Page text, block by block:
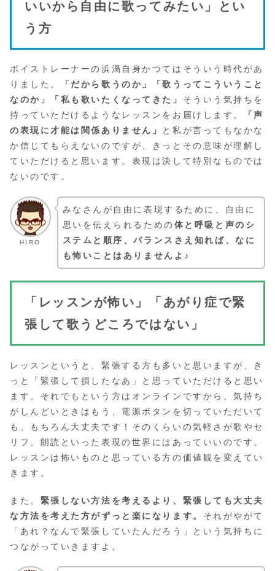
いいから自由に歌ってみたい」とい
う方
ボイストレーナーの浜渦自身かつてはそういう時代があ
りました。
「だから歌うのか」「歌うってこういうこと
なのか」「私も歌いたくなってきた」 そういう気持ちを
持っていただけるようなレッスンをお届けします。
「声
の表現に才能は関係ありません」 と私が言ってもなかな
か信じてもらえないのですが、きっとその意味が理解し
ていただけると思います。表現は決して特別なものでは
ないのです。
HIRO
みなさんが自由に表現するために、自由に
思いを伝えられるための体と呼吸と声のシ
ステムと順序、バランスさえ知れば、なに
も怖いことはありませんよ♪
「レッスンが怖い」「あがり症で緊
張して歌うどころではない」
レッスンというと、緊張する方も多いと思いますが、き
っと「緊張して損したなあ」と思っていただけると思い
ます。それでもという方はオンラインですから、気持ち
がしんどいときはもう、電源ボタンを切っていただいて
も、もちろん大丈夫です！そのくらいの気軽さが歌やセ
リフ、朗読といった表現の世界にはあっていいのです。
レッスンは怖いものと思っている方の価値観を変えてい
きます。
また、 緊張しない方法を考えるより、緊張しても大丈夫
な方法を考えた方がずっと楽になります。 それがやがて
「あれ？なんで緊張していたんだろう」という気持ちに
つながっていきますよ。